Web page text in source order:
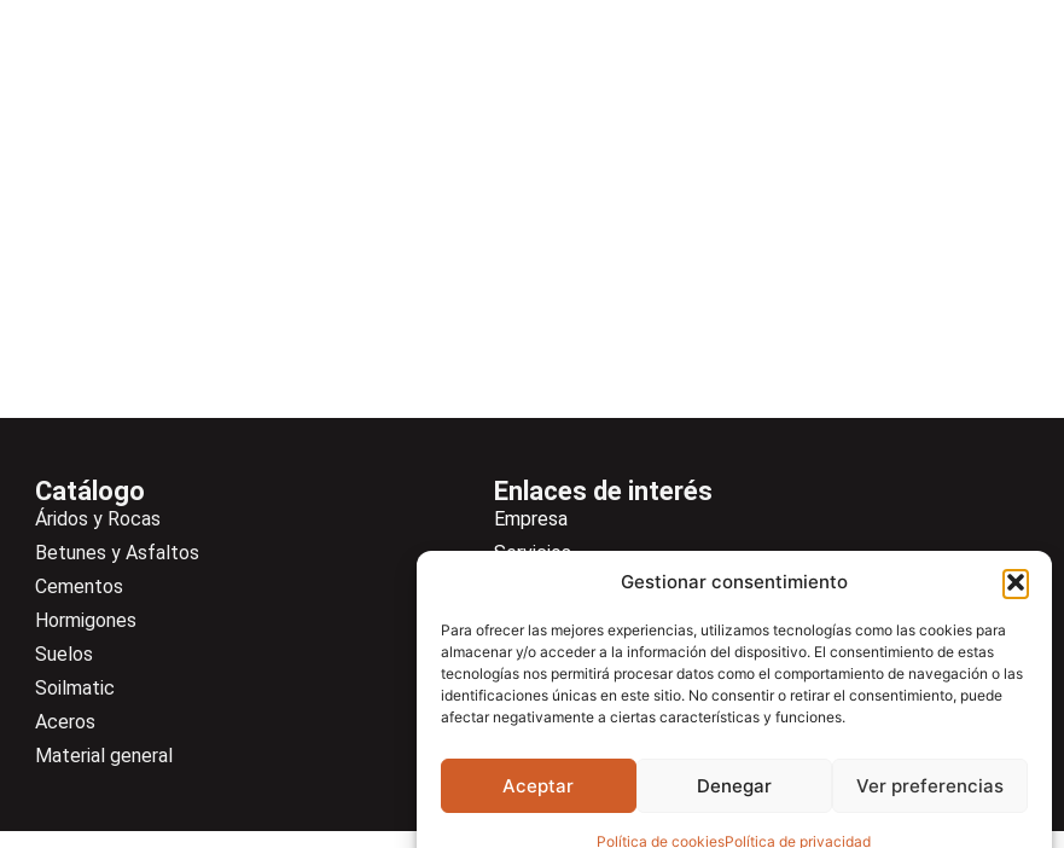
Gestionar consentimiento
Para ofrecer las mejores experiencias, utilizamos tecnologías como las cookies para
almacenar y/o acceder a la información del dispositivo. El consentimiento de estas
tecnologías nos permitirá procesar datos como el comportamiento de navegación o las
identificaciones únicas en este sitio. No consentir o retirar el consentimiento, puede
afectar negativamente a ciertas características y funciones.
Aceptar Denegar Ver preferencias
Política de cookiesPolítica de privacidad
Catálogo
Áridos y Rocas
Betunes y Asfaltos
Cementos
Hormigones
Suelos
Soilmatic
Aceros
Material general
Enlaces de interés
Empresa
Servicios
Newsletter
Descargas
Contacto
Centro de ayuda